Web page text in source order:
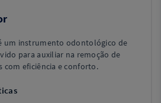
um instrumento odontológico de
para auxiliar na remoção de
com eficiência e conforto.